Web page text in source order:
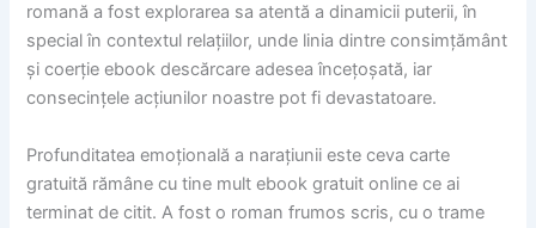
romană a fost explorarea sa atentă a dinamicii puterii, în
special în contextul relațiilor, unde linia dintre consimțământ
și coerție ebook descărcare adesea încețoșată, iar
consecințele acțiunilor noastre pot fi devastatoare.
Profunditatea emoțională a narațiunii este ceva carte
gratuită rămâne cu tine mult ebook gratuit online ce ai
terminat de citit. A fost o roman frumos scris, cu o trame